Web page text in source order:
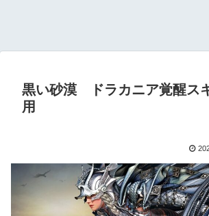
黒い砂漠 ドラカニア覚醒ス
用